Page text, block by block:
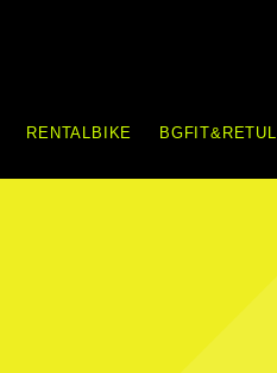
RENTALBIKE BGFIT&RETUL